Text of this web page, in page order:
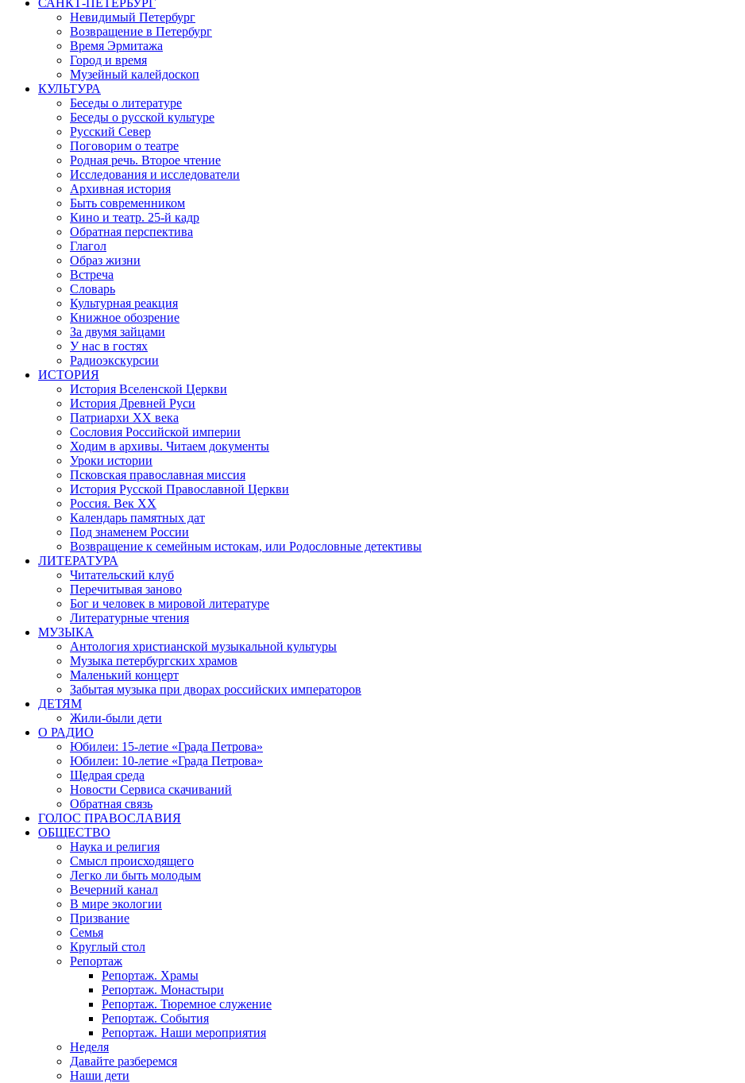
Невидимый Петербург
Возвращение в Петербург
Время Эрмитажа
Город и время
Музейный калейдоскоп
КУЛЬТУРА
Беседы о литературе
Беседы о русской культуре
Русский Север
Поговорим о театре
Родная речь. Второе чтение
Исследования и исследователи
Архивная история
Быть современником
Кино и театр. 25-й кадр
Обратная перспектива
Глагол
Образ жизни
Встреча
Словарь
Культурная реакция
Книжное обозрение
За двумя зайцами
У нас в гостях
Радиоэкскурсии
ИСТОРИЯ
История Вселенской Церкви
История Древней Руси
Патриархи XX века
Сословия Российской империи
Ходим в архивы. Читаем документы
Уроки истории
Псковская православная миссия
История Русской Православной Церкви
Россия. Век ХХ
Календарь памятных дат
Под знаменем России
Возвращение к семейным истокам, или Родословные детективы
ЛИТЕРАТУРА
Читательский клуб
Перечитывая заново
Бог и человек в мировой литературе
Литературные чтения
МУЗЫКА
Антология христианской музыкальной культуры
Музыка петербургских храмов
Маленький концерт
Забытая музыка при дворах российских императоров
ДЕТЯМ
Жили-были дети
О РАДИО
Юбилеи: 15-летие «Града Петрова»
Юбилеи: 10-летие «Града Петрова»
Щедрая среда
Новости Сервиса скачиваний
Обратная связь
ГОЛОС ПРАВОСЛАВИЯ
ОБЩЕСТВО
Наука и религия
Смысл происходящего
Легко ли быть молодым
Вечерний канал
В мире экологии
Призвание
Семья
Круглый стол
Репортаж
Репортаж. Храмы
Репортаж. Монастыри
Репортаж. Тюремное служение
Репортаж. События
Репортаж. Наши мероприятия
Неделя
Давайте разберемся
Наши дети